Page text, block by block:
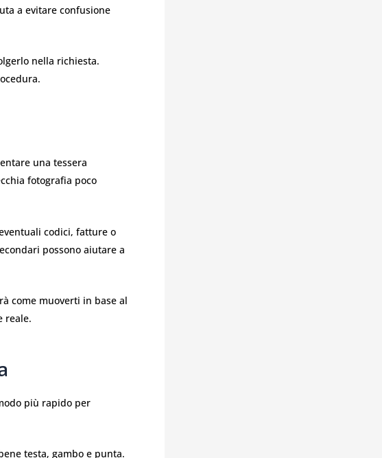
a evitare confusione
nella richiesta.
una tessera
fotografia poco
codici, fatture o
possono aiutare a
come muoverti in base al
reale.
più rapido per
testa, gambo e punta.